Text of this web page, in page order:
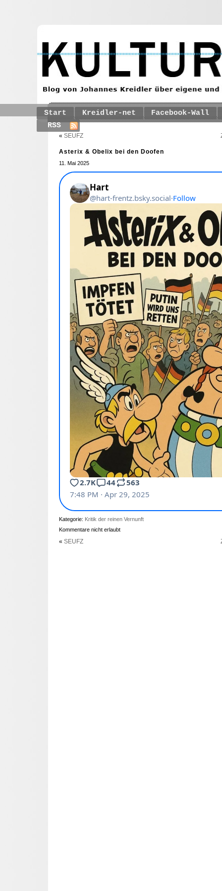
Start Kreidler-net
Facebook-Wall
RSS
« SEUFZ
Asterix & Obelix bei den Doofen
11. Mai 2025
Kategorie: Kritik der reinen Vernunft
Kommentare nicht erlaubt
« SEUFZ